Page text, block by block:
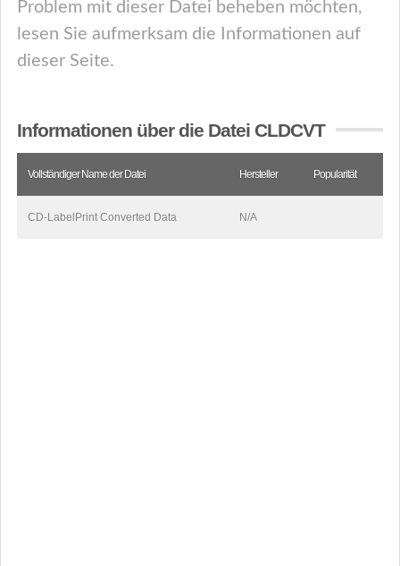
Problem mit dieser Datei beheben möchten,
lesen Sie aufmerksam die Informationen auf
dieser Seite.
Informationen über die Datei CLDCVT
Vollständiger Name der Datei Hersteller Popularität
CD-LabelPrint Converted Data N/A